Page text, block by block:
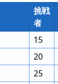
挑戦
者
15
20
25